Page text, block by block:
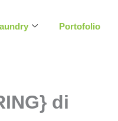
Portofolio
di